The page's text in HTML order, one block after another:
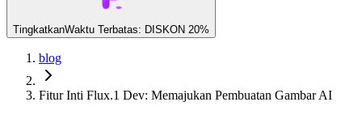
TingkatkanWaktu Terbatas: DISKON 20%
blog
Fitur Inti Flux.1 Dev: Memajukan Pembuatan Gambar AI